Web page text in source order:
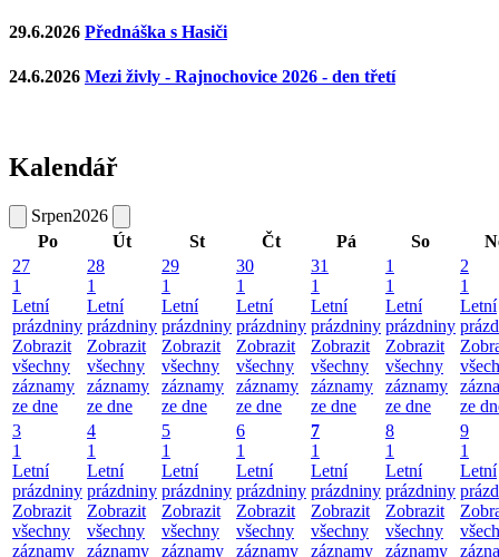
29.6.2026 Přednáška s Hasiči
24.6.2026 Mezi živly - Rajnochovice 2026 - den třetí
Kalendář
Srpen2026
Po
Út St Čt Pá So
27
1
Letní
prázdniny
Zobrazit
všechny
záznamy
ze dne
28
1
Letní
prázdniny
Zobrazit
všechny
záznamy
ze dne
29
1
Letní
prázdniny
Zobrazit
všechny
záznamy
ze dne
30
1
Letní
prázdniny
Zobrazit
všechny
záznamy
ze dne
31
1
Letní
prázdniny
Zobrazit
všechny
záznamy
ze dne
1
1
Letní
prázdniny
Zobrazit
všechny
záznamy
ze dne
2
1
Letní
ze
3
1
Letní
prázdniny
Zobrazit
všechny
záznamy
4
1
Letní
prázdniny
Zobrazit
všechny
záznamy
5
1
Letní
prázdniny
Zobrazit
všechny
záznamy
6
1
Letní
prázdniny
Zobrazit
všechny
záznamy
7
1
Letní
prázdniny
Zobrazit
všechny
záznamy
8
1
Letní
prázdniny
Zobrazit
všechny
záznamy
9
1
Letní